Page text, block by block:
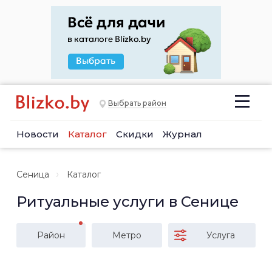
Выбрать район
Новости Каталог Скидки Журнал
Сеница Каталог
Ритуальные услуги в Сенице
Район Метро Услуга